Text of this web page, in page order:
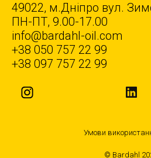
49022, м.Дніпро вул.
ПН-ПТ, 9.00-17.00
info@bardahl-oil.com
+38 050 757 22 99
+38 097 757 22 99
© Bardahl
Умови